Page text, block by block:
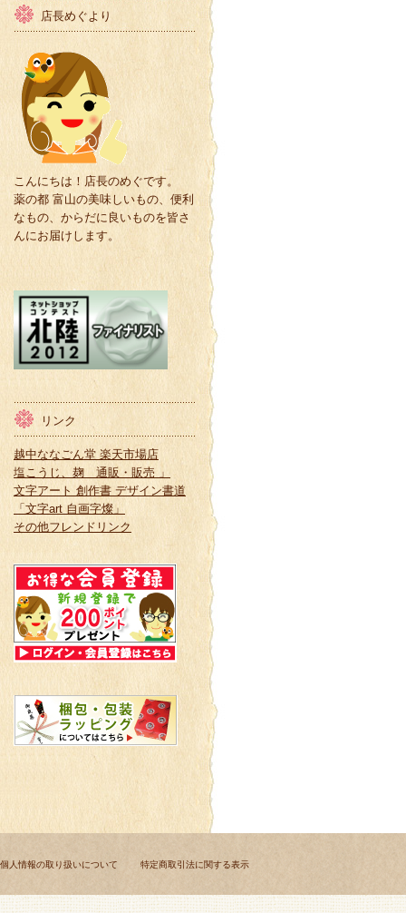
店長めぐより
こんにちは！店長のめぐです。
薬の都 富山の美味しいもの、便利
なもの、からだに良いものを皆さ
んにお届けします。
リンク
越中ななごん堂 楽天市場店
塩こうじ、麹 通販・販売 」
文字アート 創作書 デザイン書道
「文字art 自画字燦」
その他フレンドリンク
個人情報の取り扱いについて 特定商取引法に関する表示